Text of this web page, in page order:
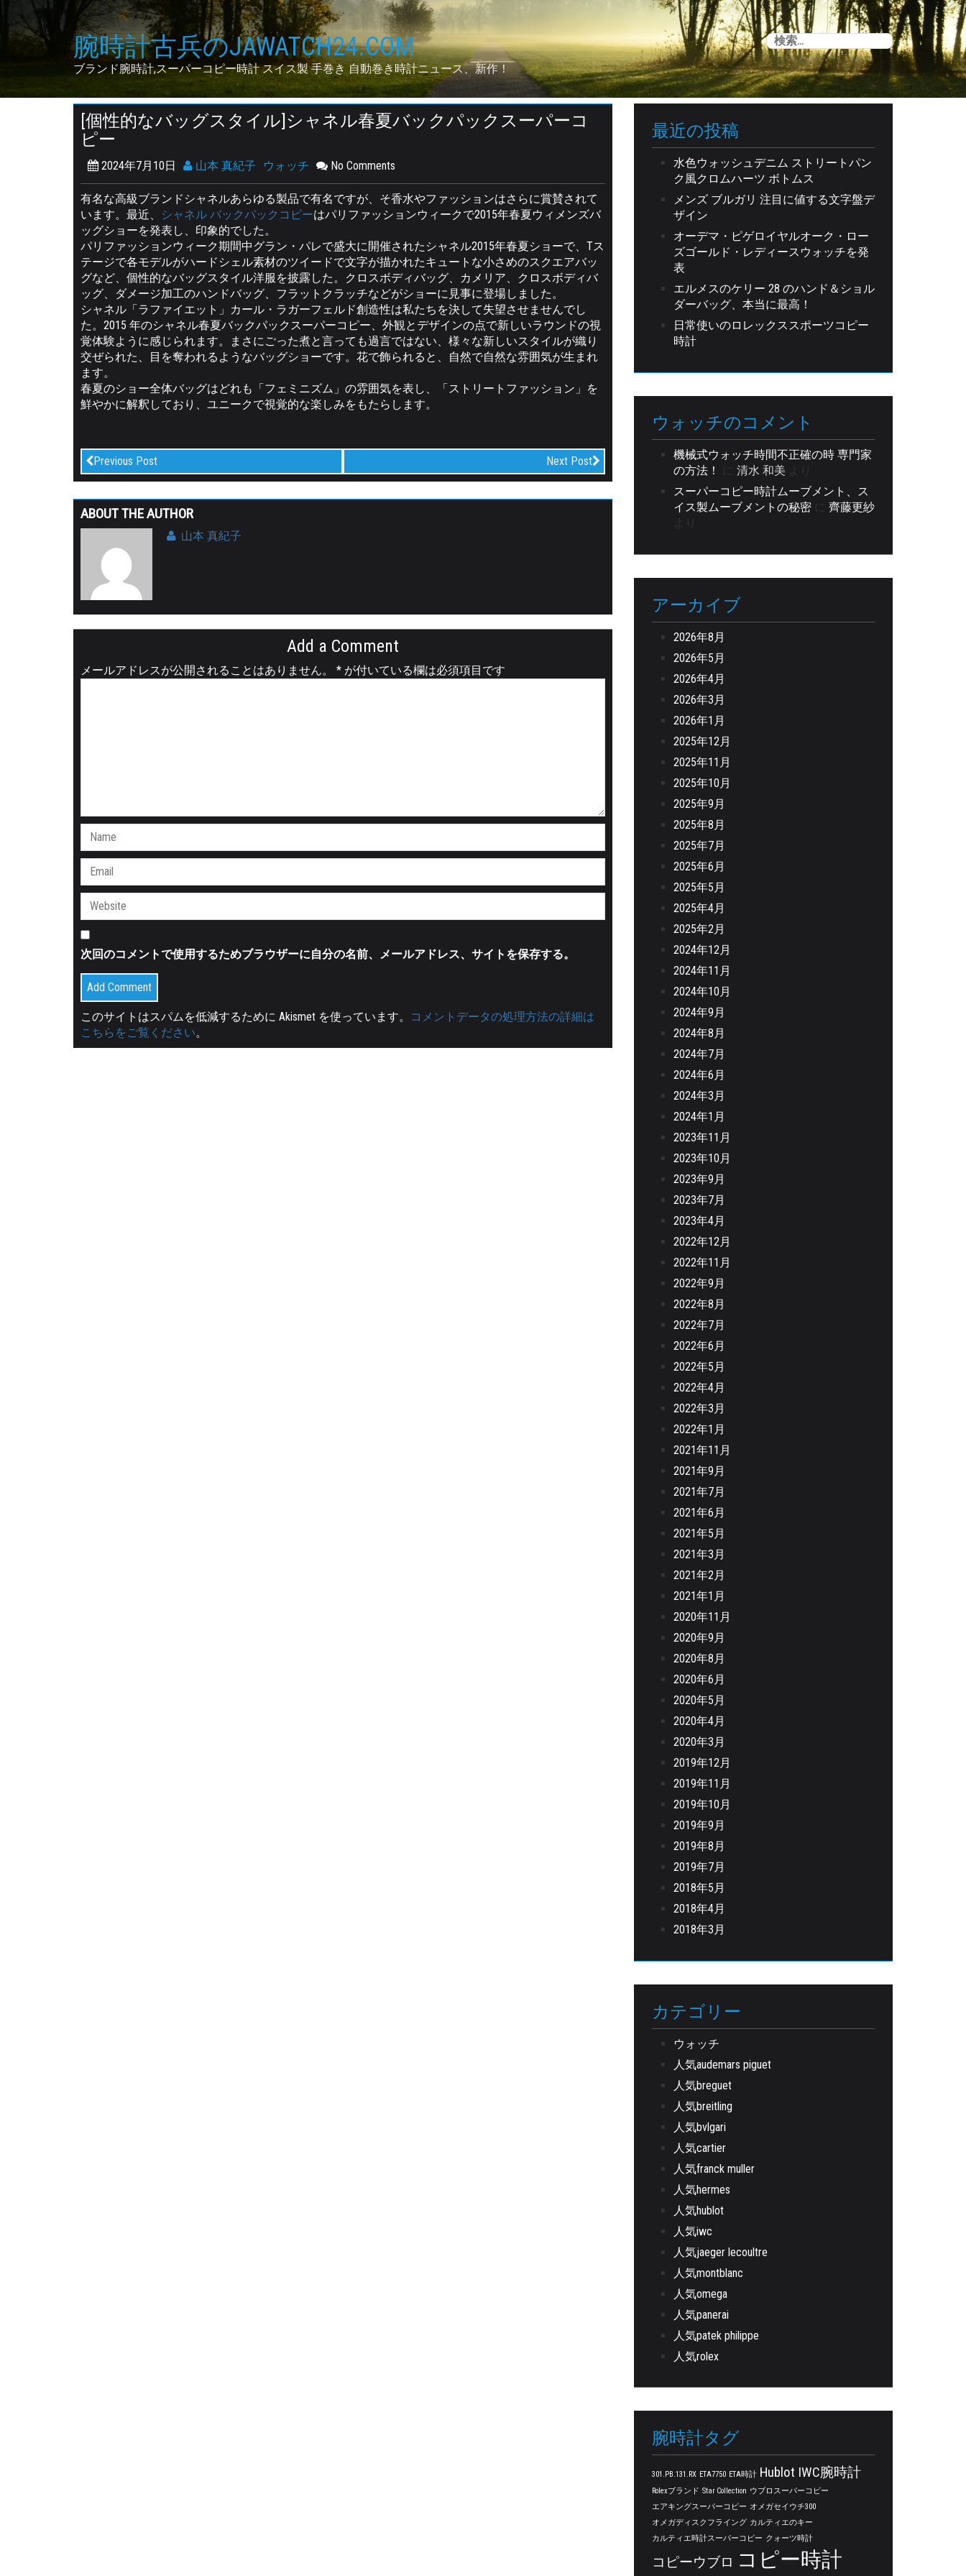
content
腕時計古兵のJAWATCH24.COM
ブランド腕時計,スーパーコピー時計 スイス製 手巻き 自動巻き時計ニュース、新作！
検
索:
[個性的なバッグスタイル]シャネル春夏バックパックスーパーコ
ピー
2024年7月10日 山本 真紀子 ウォッチ No Comments
有名な高級ブランドシャネルあらゆる製品で有名ですが、そ香水やファッションはさらに賞賛されて
います。最近、
シャネル バックパックコピーはパリファッションウィークで2015年春夏ウィメンズバ
ッグショーを発表し、印象的でした。
パリファッションウィーク期間中グラン・パレで盛大に開催されたシャネル2015年春夏ショーで、Tス
テージで各モデルがハードシェル素材のツイードで文字が描かれたキュートな小さめのスクエアバッ
グなど、個性的なバッグスタイル洋服を披露した。クロスボディバッグ、カメリア、クロスボディバ
ッグ、ダメージ加工のハンドバッグ、フラットクラッチなどがショーに見事に登場しました。
シャネル「ラファイエット」カール・ラガーフェルド創造性は私たちを決して失望させませんでし
た。2015 年のシャネル春夏バックパックスーパーコピー、外観とデザインの点で新しいラウンドの視
覚体験ように感じられます。まさにごった煮と言っても過言ではない、様々な新しいスタイルが織り
交ぜられた、目を奪われるようなバッグショーです。花で飾られると、自然で自然な雰囲気が生まれ
ます。
春夏のショー全体バッグはどれも「フェミニズム」の雰囲気を表し、「ストリートファッション」を
鮮やかに解釈しており、ユニークで視覚的な楽しみをもたらします。
Previous Post Next Post
ABOUT THE AUTHOR
山本 真紀子
Add a Comment
メールアドレスが公開されることはありません。 * が付いている欄は必須項目です
次回のコメントで使用するためブラウザーに自分の名前、メールアドレス、サイトを保存する。
このサイトはスパムを低減するために Akismet を使っています。
コメントデータの処理方法の詳細は
こちらをご覧ください。
最近の投稿
水色ウォッシュデニム ストリートパン
ク風クロムハーツ ボトムス
メンズ ブルガリ 注目に値する文字盤デ
ザイン
オーデマ・ピゲロイヤルオーク・ロー
ズゴールド・レディースウォッチを発
表
エルメスのケリー 28 のハンド＆ショル
ダーバッグ、本当に最高！
日常使いのロレックススポーツコピー
時計
ウォッチのコメント
機械式ウォッチ時間不正確の時 専門家
の方法！
に 清水 和美 より
スーパーコピー時計ムーブメント、ス
イス製ムーブメントの秘密に 齊藤更紗
より
アーカイブ
2026年8月
2026年5月
2026年4月
2026年3月
2026年1月
2025年12月
2025年11月
2025年10月
2025年9月
2025年8月
2025年7月
2025年6月
2025年5月
2025年4月
2025年2月
2024年12月
2024年11月
2024年10月
2024年9月
2024年8月
2024年7月
2024年6月
2024年3月
2024年1月
2023年11月
2023年10月
2023年9月
2023年7月
2023年4月
2022年12月
2022年11月
2022年9月
2022年8月
2022年7月
2022年6月
2022年5月
2022年4月
2022年3月
2022年1月
2021年11月
2021年9月
2021年7月
2021年6月
2021年5月
2021年3月
2021年2月
2021年1月
2020年11月
2020年9月
2020年8月
2020年6月
2020年5月
2020年4月
2020年3月
2019年12月
2019年11月
2019年10月
2019年9月
2019年8月
2019年7月
2018年5月
2018年4月
2018年3月
カテゴリー
ウォッチ
人気audemars piguet
人気breguet
人気breitling
人気bvlgari
人気cartier
人気franck muller
人気hermes
人気hublot
人気iwc
人気jaeger lecoultre
人気montblanc
人気omega
人気panerai
人気patek philippe
人気rolex
腕時計タグ
301.PB.131.RX ETA7750 ETA時計 Hublot IWC腕時計
Rolexブランド Star Collection ウブロスーパーコピー
エアキングスーパーコピー オメガセイウチ300
オメガディスクフライング カルティエのキー
カルティエ時計スーパーコピー クォーツ時計
コピーウブロ コピー時計